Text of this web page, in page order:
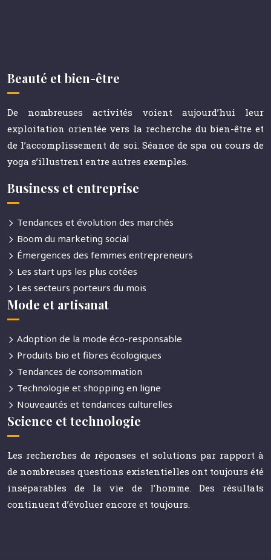
Beauté et bien-être
De nombreuses activités voient aujourd’hui leur
exploitation orientée vers la recherche du bien-être et
de l’accomplissement de soi. Séance de spa ou cours de
yoga s’illustrent entre autres exemples.
Business et entreprise
Tendances et évolution des marchés
Boom du marketing social
Émergences des femmes entrepreneurs
Les start ups les plus cotées
Les secteurs porteurs du mois
Mode et artisanat
Adoption de la mode éco-responsable
Produits bio et fibres écologiques
Tendances de consommation
Technologie et shopping en ligne
Nouveautés et tendances culturelles
Science et technologie
Les recherches de réponses et solutions par rapport à
de nombreuses questions existentielles ont toujours été
inséparables de la vie de l’homme. Des résultats
continuent d’évoluer encore et toujours.